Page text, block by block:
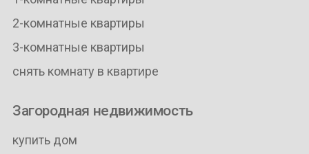
2-комнатные квартиры
3-комнатные квартиры
снять комнату в квартире
Загородная недвижимость
купить дом